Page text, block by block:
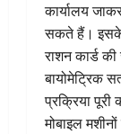
कार्यालय
सकते हैं। इसके
राशन कार्ड
बायोमेट्रिक
प्रक्रिया
मोबाइल